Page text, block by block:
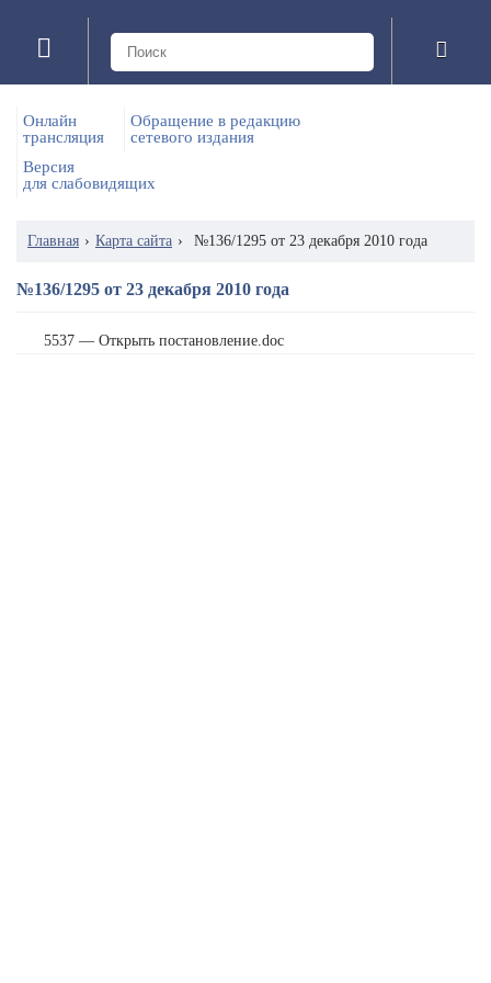
Онлайн
трансляция
Обращение в редакцию
сетевого издания
Версия
для слабовидящих
Главная › Карта сайта › №136/1295 от 23 декабря 2010 года
№136/1295 от 23 декабря 2010 года
5537 — Открыть постановление.doc